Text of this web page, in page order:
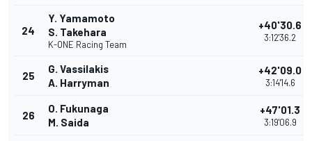
24
Y. Yamamoto
S. Takehara
K-ONE Racing Team
+40'30.6
3:12'36.2
25
G. Vassilakis
A. Harryman
+42'09.0
3:14'14.6
26
O. Fukunaga
M. Saida
+47'01.3
3:19'06.9